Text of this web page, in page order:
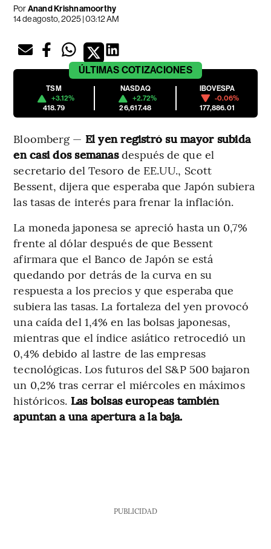
PorAnand Krishnamoorthy
14 de agosto, 2025 | 03:12 AM
ÚLTIMAS COTIZACIONES
TSM
+3.12%
418.79
NASDAQ
+2.72%
26,617.48
IBOVESPA
-0.06%
177,886.01
Bloomberg — El yen registró su mayor subida
en casi dos semanasdespués de que el
secretario del Tesoro de EE.UU., Scott
Bessent, dijera que esperaba que Japón subiera
las tasas de interés para frenar la inflación.
La moneda japonesa se apreció hasta un 0,7%
frente al dólar después de que Bessent
afirmara que el Banco de Japón se está
quedando por detrás de la curva en su
respuesta a los precios y que esperaba que
subiera las tasas. La fortaleza del yen provocó
una caída del 1,4% en las bolsas japonesas,
mientras que el índice asiático retrocedió un
0,4% debido al lastre de las empresas
tecnológicas. Los futuros del S&P 500 bajaron
un 0,2% tras cerrar el miércoles en máximos
históricos. Las bolsas europeas también
apuntan a una apertura a la baja.
PUBLICIDAD